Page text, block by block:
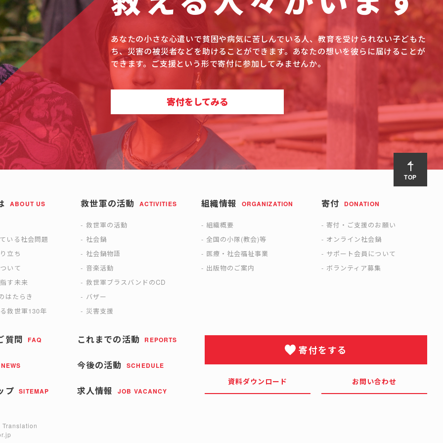
あなたの小さな心遣いで貧困や病気に苦しんでいる人、教育を受けられない子どもた
ち、災害の被災者などを助けることができます。あなたの想いを彼らに届けることが
できます。ご支援という形で寄付に参加してみませんか。
寄付をしてみる
TOP
ABOUT US
いる社会問題
立ち
いて
す未来
はたらき
救世軍130年
救世軍の活動 ACTIVITIES
救世軍の活動
社会鍋
社会鍋物語
音楽活動
救世軍ブラスバンドのCD
バザー
災害支援
組織情報 ORGANIZATION
組織概要
全国の小隊(教会)等
医療・社会福祉事業
出版物のご案内
寄付 DONATION
寄付・ご支援のお願い
オンライン社会鍋
サポート会員について
ボランティア募集
質問 FAQ これまでの活動 REPORTS
今後の活動 SCHEDULE
NEWS
プ SITEMAP 求人情報 JOB VACANCY
寄付をする
資料ダウンロード お問い合わせ
Translation